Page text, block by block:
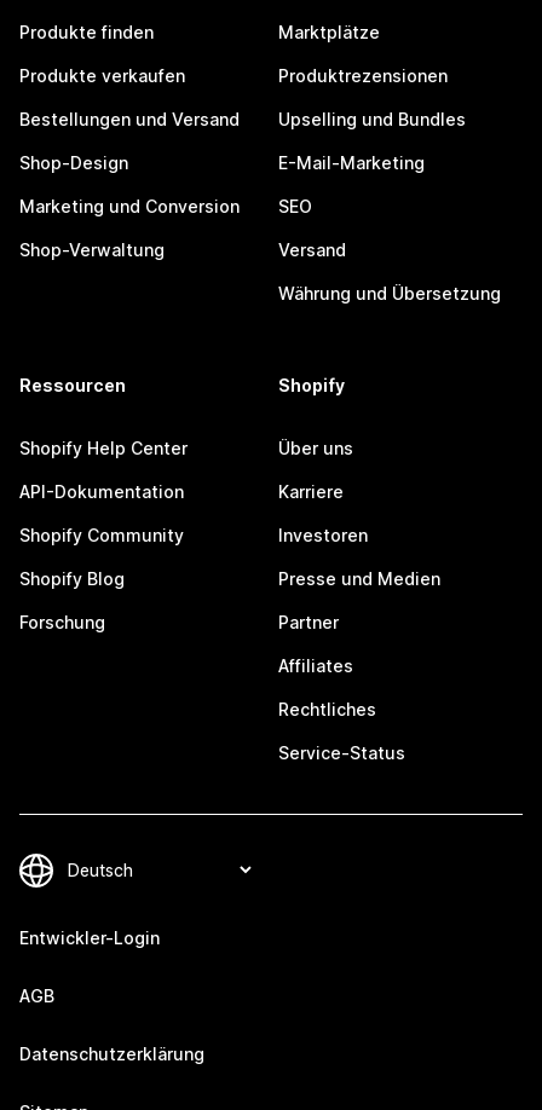
Produkte finden
Produkte verkaufen
Bestellungen und Versand
Shop-Design
Marketing und Conversion
Shop-Verwaltung
Marktplätze
Produktrezensionen
Upselling und Bundles
E-Mail-Marketing
SEO
Versand
Währung und Übersetzung
Ressourcen
Shopify Help Center
API-Dokumentation
Shopify Community
Shopify Blog
Forschung
Shopify
Über uns
Karriere
Investoren
Presse und Medien
Partner
Affiliates
Rechtliches
Service-Status
Entwickler-Login
AGB
Datenschutzerklärung